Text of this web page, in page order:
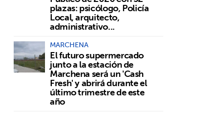
plazas: psicólogo, Policía
Local, arquitecto,
administrativo...
MARCHENA
El futuro supermercado
junto a la estación de
Marchena será un 'Cash
Fresh' y abrirá durante el
último trimestre de este
año